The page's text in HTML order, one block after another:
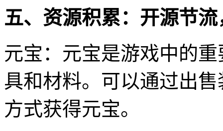
五、资源积累：开源节
元宝：元宝是游戏中的
具和材料。可以通过出
方式获得元宝。